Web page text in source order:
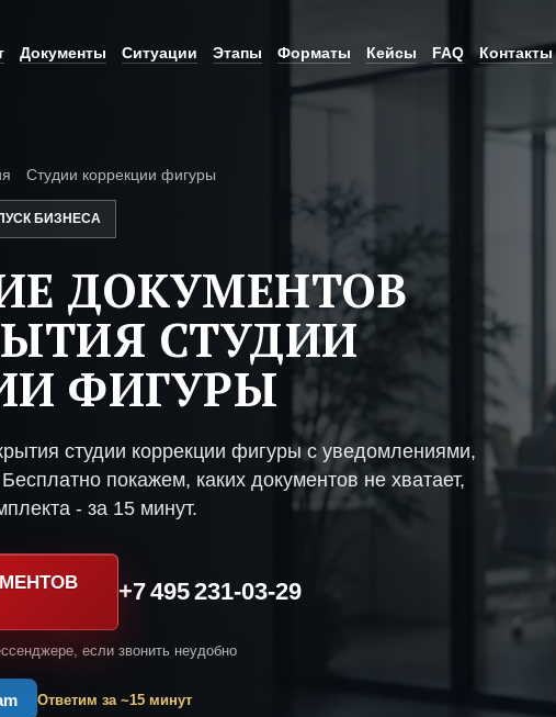
Документы Ситуации Этапы Форматы Кейсы FAQ Контакты
Студии коррекции фигуры
БИЗНЕСА
ДОКУМЕНТОВ
СТУДИИ
ФИГУРЫ
студии коррекции фигуры с уведомлениями,
покажем, каких документов не хватает,
- за 15 минут.
+7 495 231-03-29
если звонить неудобно
Ответим за ~15 минут